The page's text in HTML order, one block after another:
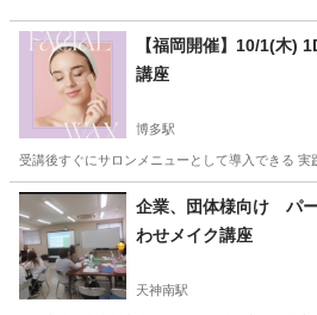
【福岡開催】10/1(木)
講座
博多駅
受講後すぐにサロンメニューとして導入できる
福岡 福岡市 博多駅 スキンケア
企業、団体様向け パ
わせメイク講座
天神南駅